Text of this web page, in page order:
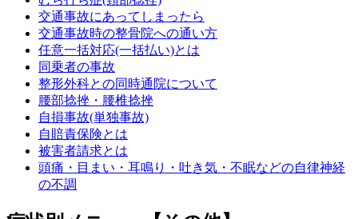
交通事故にあってしまったら
交通事故時の整骨院への通い方
任意一括対応(一括払い)とは
同乗者の事故
整形外科との同時通院について
腰部捻挫・腰椎捻挫
自損事故(単独事故)
自賠責保険とは
被害者請求とは
頭痛・目まい・耳鳴り・吐き気・不眠などの自律神経
の不調